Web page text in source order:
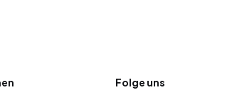
Folge uns